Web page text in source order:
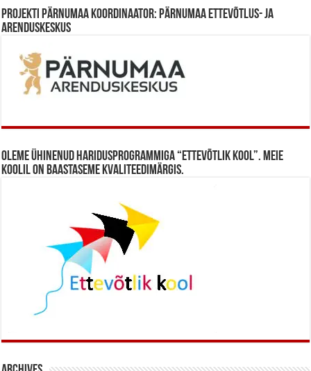
Projekti Pärnumaa koordinaator: Pärnumaa Ettevõtlus- ja
Arenduskeskus
Oleme ühinenud haridusprogrammiga “Ettevõtlik Kool”. Meie
koolil on baastaseme kvaliteedimärgis.